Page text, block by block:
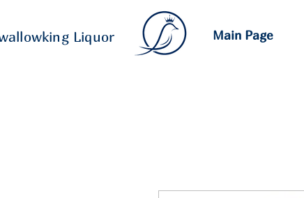
Liquor Main Page